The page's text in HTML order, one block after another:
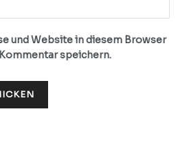
und Website in diesem Browser
speichern.